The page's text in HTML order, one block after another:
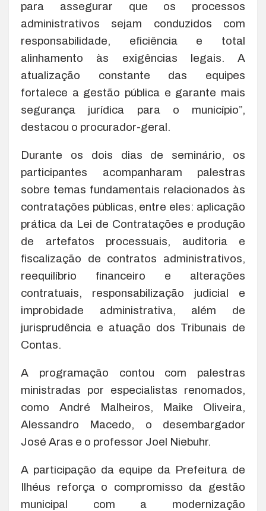
para assegurar que os processos
administrativos sejam conduzidos com
responsabilidade, eficiência e total
alinhamento às exigências legais. A
atualização constante das equipes
fortalece a gestão pública e garante mais
segurança jurídica para o município”,
destacou o procurador-geral.
Durante os dois dias de seminário, os
participantes acompanharam palestras
sobre temas fundamentais relacionados às
contratações públicas, entre eles: aplicação
prática da Lei de Contratações e produção
de artefatos processuais, auditoria e
fiscalização de contratos administrativos,
reequilíbrio financeiro e alterações
contratuais, responsabilização judicial e
improbidade administrativa, além de
jurisprudência e atuação dos Tribunais de
Contas.
A programação contou com palestras
ministradas por especialistas renomados,
como André Malheiros, Maike Oliveira,
Alessandro Macedo, o desembargador
José Aras e o professor Joel Niebuhr.
A participação da equipe da Prefeitura de
Ilhéus reforça o compromisso da gestão
municipal com a modernização